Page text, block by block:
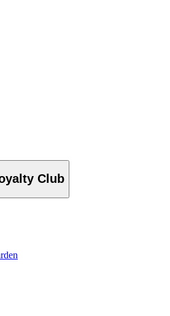
Club